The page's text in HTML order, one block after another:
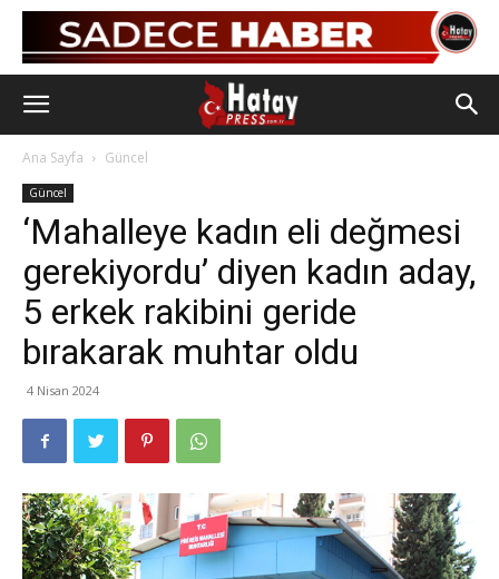
Ana Sayfa Güncel
Güncel
‘Mahalleye kadın eli değmesi
gerekiyordu’ diyen kadın aday,
5 erkek rakibini geride
bırakarak muhtar oldu
4 Nisan 2024